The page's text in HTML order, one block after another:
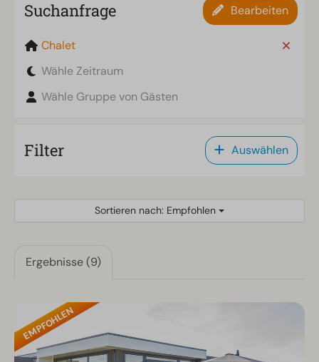
Suchanfrage Bearbeiten
Chalet
Wähle Zeitraum
Wähle Gruppe von Gästen
Filter Auswählen
Sortieren nach: Empfohlen
Ergebnisse (9)
EMPFOHLEN